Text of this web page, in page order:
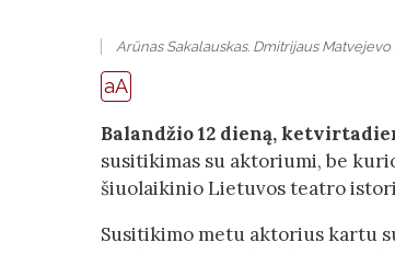
Arūnas Sakalauskas. Dmitrijaus
aA
Balandžio 12 dieną,
susitikimas su aktoriumi, be
šiuolaikinio Lietuvos teatro
Susitikimo metu aktorius kartu